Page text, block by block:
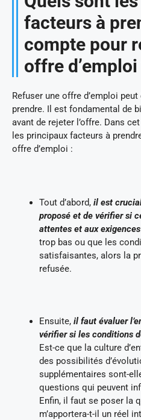
facteurs à
compte pour
offre d’emploi
Refuser une offre d’emploi
prendre. Il est fondamental de
avant de rejeter l’offre. Dans
les principaux facteurs à
offre d’emploi :
Tout d’abord, il est
proposé et de vérifier si
attentes et aux
trop bas ou que les
satisfaisantes, alors la
refusée.
Ensuite, il faut évaluer
vérifier si les conditions
Est-ce que la culture
des possibilités
supplémentaires sont-
questions qui peuvent
Enfin, il faut se poser la
m’apportera-t-il un réel